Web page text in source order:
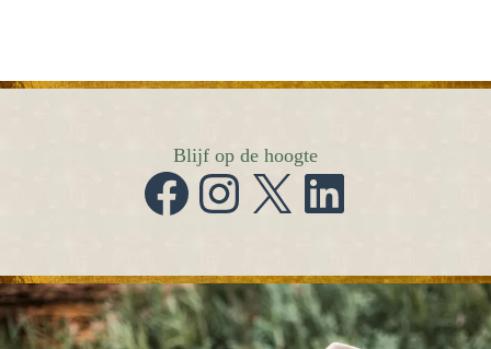
Blijf op de hoogte
Facebook
Instagram
X LinkedIn